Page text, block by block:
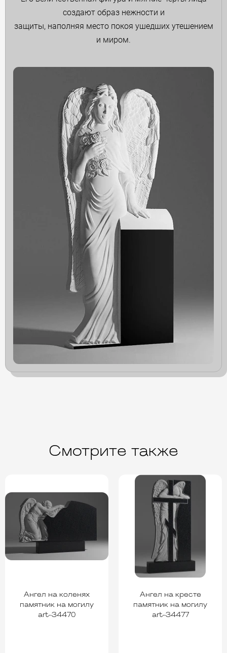
создают образ нежности и
защиты, наполняя место покоя ушедших утешением
и миром.
Смотрите также
Ангел на коленях
памятник на могилу
art-34470
Ангел на кресте
памятник на могилу
art-34477